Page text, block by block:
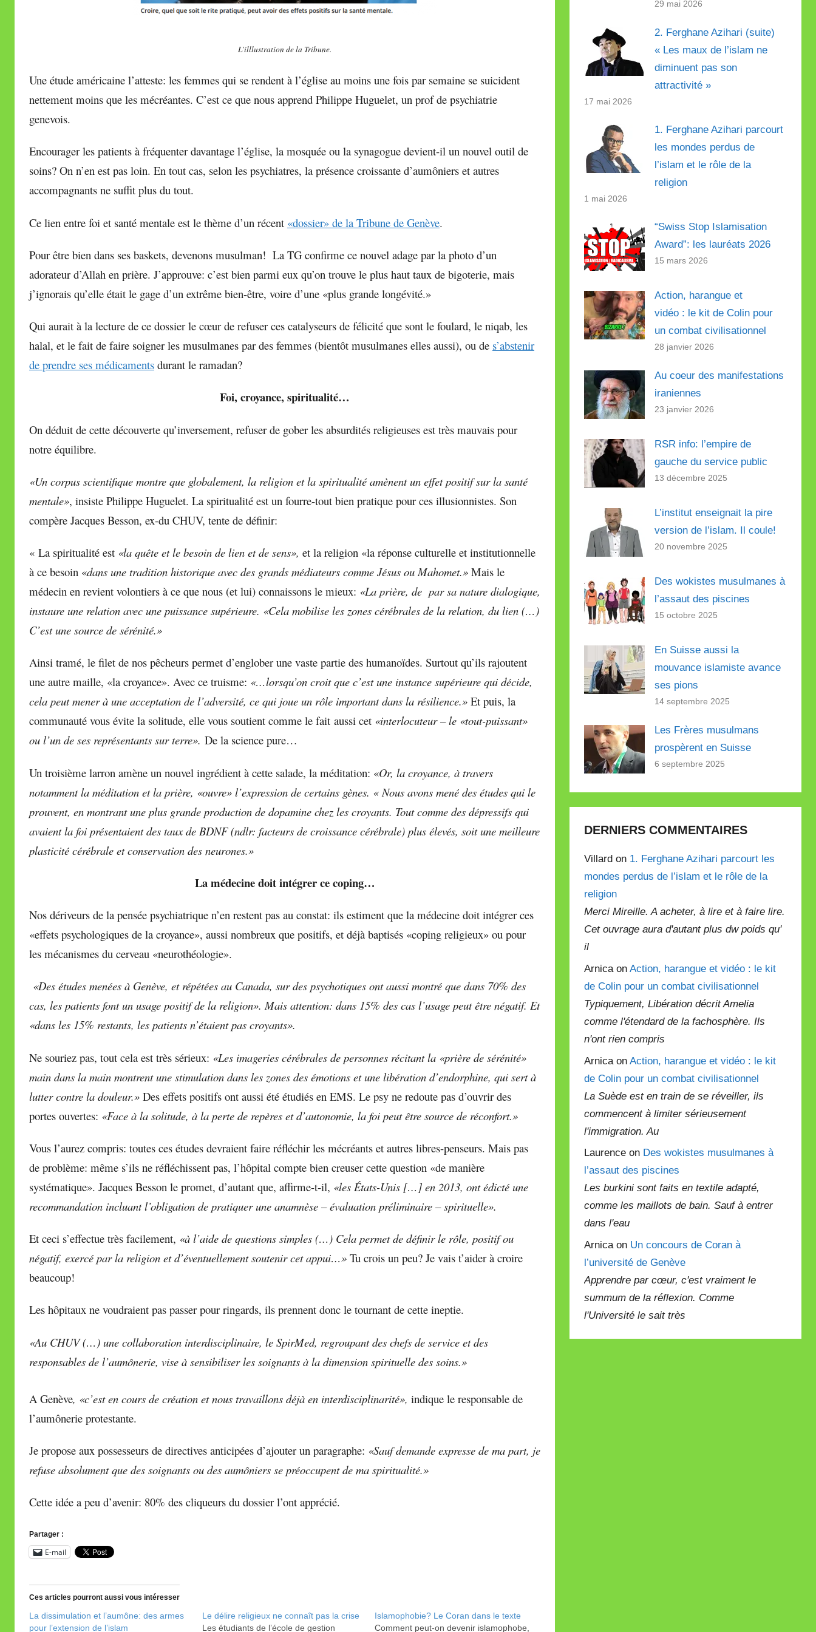
L’illlustration de la Tribune.
Une étude américaine l’atteste: les femmes qui se rendent à l’église au moins une fois par semaine se suicident
nettement moins que les mécréantes. C’est ce que nous apprend Philippe Huguelet, un prof de psychiatrie
genevois.
Encourager les patients à fréquenter davantage l’église, la mosquée ou la synagogue devient-il un nouvel outil de
soins? On n’en est pas loin. En tout cas, selon les psychiatres, la présence croissante d’aumôniers et autres
accompagnants ne suffit plus du tout.
Ce lien entre foi et santé mentale est le thème d’un récent «dossier» de la Tribune de Genève.
Pour être bien dans ses baskets, devenons musulman! La TG confirme ce nouvel adage par la photo d’un
adorateur d’Allah en prière. J’approuve: c’est bien parmi eux qu’on trouve le plus haut taux de bigoterie, mais
j’ignorais qu’elle était le gage d’un extrême bien-être, voire d’une «plus grande longévité.»
Qui aurait à la lecture de ce dossier le cœur de refuser ces catalyseurs de félicité que sont le foulard, le niqab, les
halal, et le fait de faire soigner les musulmanes par des femmes (bientôt musulmanes elles aussi), ou de s’abstenir
de prendre ses médicaments durant le ramadan?
Foi, croyance, spiritualité…
On déduit de cette découverte qu’inversement, refuser de gober les absurdités religieuses est très mauvais pour
notre équilibre.
«Un corpus scientifique montre que globalement, la religion et la spiritualité amènent un effet positif sur la santé
mentale», insiste Philippe Huguelet. La spiritualité est un fourre-tout bien pratique pour ces illusionnistes. Son
compère Jacques Besson, ex-du CHUV, tente de définir:
« La spiritualité est «la quête et le besoin de lien et de sens», et la religion «la réponse culturelle et institutionnelle
à ce besoin «dans une tradition historique avec des grands médiateurs comme Jésus ou Mahomet.» Mais le
médecin en revient volontiers à ce que nous (et lui) connaissons le mieux: «La prière, de par sa nature dialogique,
instaure une relation avec une puissance supérieure. «Cela mobilise les zones cérébrales de la relation, du lien (…)
C’est une source de sérénité.»
Ainsi tramé, le filet de nos pêcheurs permet d’englober une vaste partie des humanoïdes. Surtout qu’ils rajoutent
une autre maille, «la croyance». Avec ce truisme: «…lorsqu’on croit que c’est une instance supérieure qui décide,
cela peut mener à une acceptation de l’adversité, ce qui joue un rôle important dans la résilience.» Et puis, la
communauté vous évite la solitude, elle vous soutient comme le fait aussi cet «interlocuteur – le «tout-puissant»
ou l’un de ses représentants sur terre». De la science pure…
Un troisième larron amène un nouvel ingrédient à cette salade, la méditation: «Or, la croyance, à travers
notamment la méditation et la prière, «ouvre» l’expression de certains gènes. « Nous avons mené des études qui le
prouvent, en montrant une plus grande production de dopamine chez les croyants. Tout comme des dépressifs qui
avaient la foi présentaient des taux de BDNF (ndlr: facteurs de croissance cérébrale) plus élevés, soit une meilleure
plasticité cérébrale et conservation des neurones.»
La médecine doit intégrer ce coping…
Nos dériveurs de la pensée psychiatrique n’en restent pas au constat: ils estiment que la médecine doit intégrer ces
«effets psychologiques de la croyance», aussi nombreux que positifs, et déjà baptisés «coping religieux» ou pour
les mécanismes du cerveau «neurothéologie».
«Des études menées à Genève, et répétées au Canada, sur des psychotiques ont aussi montré que dans 70% des
cas, les patients font un usage positif de la religion». Mais attention: dans 15% des cas l’usage peut être négatif. Et
«dans les 15% restants, les patients n’étaient pas croyants».
Ne souriez pas, tout cela est très sérieux: «Les imageries cérébrales de personnes récitant la «prière de sérénité»
main dans la main montrent une stimulation dans les zones des émotions et une libération d’endorphine, qui sert à
lutter contre la douleur.» Des effets positifs ont aussi été étudiés en EMS. Le psy ne redoute pas d’ouvrir des
portes ouvertes: «Face à la solitude, à la perte de repères et d’autonomie, la foi peut être source de réconfort.»
Vous l’aurez compris: toutes ces études devraient faire réfléchir les mécréants et autres libres-penseurs. Mais pas
de problème: même s’ils ne réfléchissent pas, l’hôpital compte bien creuser cette question «de manière
systématique». Jacques Besson le promet, d’autant que, affirme-t-il, «les États-Unis […] en 2013, ont édicté une
recommandation incluant l’obligation de pratiquer une anamnèse – évaluation préliminaire – spirituelle».
Et ceci s’effectue très facilement, «à l’aide de questions simples (…) Cela permet de définir le rôle, positif ou
négatif, exercé par la religion et d’éventuellement soutenir cet appui…» Tu crois un peu? Je vais t’aider à croire
beaucoup!
Les hôpitaux ne voudraient pas passer pour ringards, ils prennent donc le tournant de cette ineptie.
«Au CHUV (…) une collaboration interdisciplinaire, le SpirMed, regroupant des chefs de service et des
responsables de l’aumônerie, vise à sensibiliser les soignants à la dimension spirituelle des soins.»
A Genève, «c’est en cours de création et nous travaillons déjà en interdisciplinarité», indique le responsable de
l’aumônerie protestante.
Je propose aux possesseurs de directives anticipées d’ajouter un paragraphe: «Sauf demande expresse de ma part, je
refuse absolument que des soignants ou des aumôniers se préoccupent de ma spiritualité.»
Cette idée a peu d’avenir: 80% des cliqueurs du dossier l’ont apprécié.
Partager :
E-mail
Ces articles pourront aussi vous intéresser
La dissimulation et l’aumône: des armes
pour l’extension de l’islam
Le délire religieux ne connaît pas la crise
Les étudiants de l’école de gestion
Islamophobie? Le Coran dans le texte
Comment peut-on devenir islamophobe,
29 mai 2026
2. Ferghane Azihari (suite)
« Les maux de l’islam ne
diminuent pas son
attractivité »
17 mai 2026
1. Ferghane Azihari parcourt
les mondes perdus de
l’islam et le rôle de la
religion
1 mai 2026
“Swiss Stop Islamisation
Award”: les lauréats 2026
15 mars 2026
Action, harangue et
vidéo : le kit de Colin pour
un combat civilisationnel
28 janvier 2026
Au coeur des manifestations
iraniennes
23 janvier 2026
RSR info: l’empire de
gauche du service public
13 décembre 2025
L’institut enseignait la pire
version de l’islam. Il coule!
20 novembre 2025
Des wokistes musulmanes à
l’assaut des piscines
15 octobre 2025
En Suisse aussi la
mouvance islamiste avance
ses pions
14 septembre 2025
Les Frères musulmans
prospèrent en Suisse
6 septembre 2025
DERNIERS COMMENTAIRES
Villard on 1. Ferghane Azihari parcourt les
mondes perdus de l’islam et le rôle de la
religion
Merci Mireille. A acheter, à lire et à faire lire.
Cet ouvrage aura d'autant plus dw poids qu'
il
Arnica onAction, harangue et vidéo : le kit
de Colin pour un combat civilisationnel
Typiquement, Libération décrit Amelia
comme l'étendard de la fachosphère. Ils
n'ont rien compris
Arnica onAction, harangue et vidéo : le kit
de Colin pour un combat civilisationnel
La Suède est en train de se réveiller, ils
commencent à limiter sérieusement
l'immigration. Au
Laurence on Des wokistes musulmanes à
l’assaut des piscines
Les burkini sont faits en textile adapté,
comme les maillots de bain. Sauf à entrer
dans l'eau
Arnica on Un concours de Coran à
l’université de Genève
Apprendre par cœur, c'est vraiment le
summum de la réflexion. Comme
l'Université le sait très